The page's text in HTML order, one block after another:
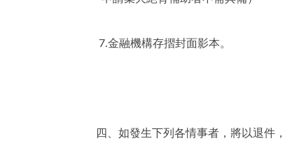
7.金融機構存摺封面影本。
四、如發生下列各情事者，將以退件